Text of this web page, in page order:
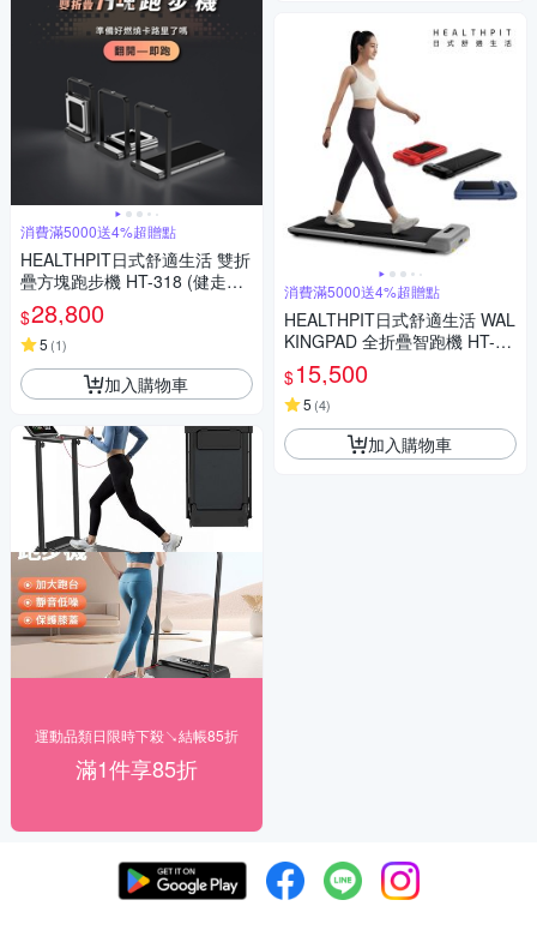
消費滿5000送4%超贈點
HEALTHPIT日式舒適生活 雙折
疊方塊跑步機 HT-318 (健走機/
智跑機/慢跑機)
$28,800
5 (1)
加入購物車
運動品類日限時下殺↘結帳85折
滿1件享85折
消費滿5000送4%超贈點
HEALTHPIT日式舒適生活 WAL
KINGPAD 全折疊智跑機 HT-23
5 (180度折疊/輕鬆收納)
$15,500
5 (4)
加入購物車